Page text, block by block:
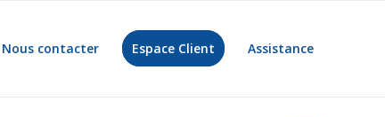
Nous contacter Espace Client Assistance